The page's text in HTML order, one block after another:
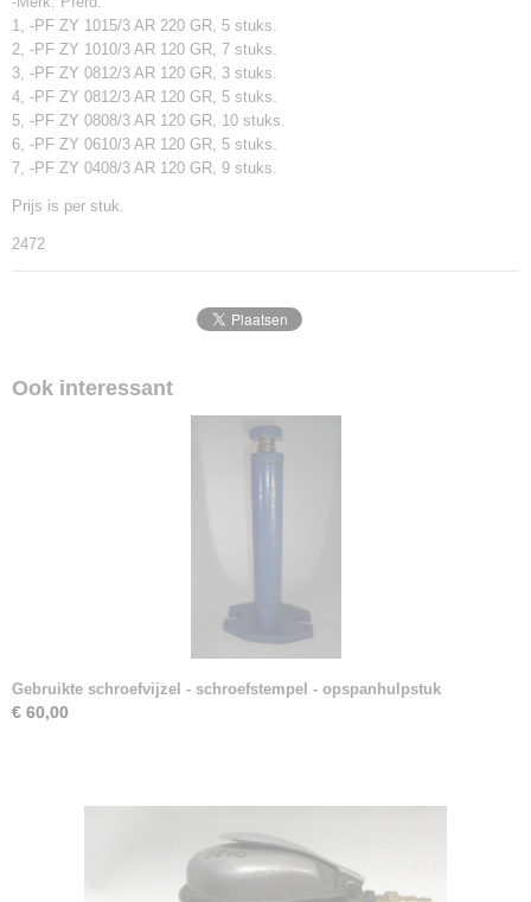
1, -PF ZY 1015/3 AR 220 GR, 5 stuks.
2, -PF ZY 1010/3 AR 120 GR, 7 stuks.
3, -PF ZY 0812/3 AR 120 GR, 3 stuks.
4, -PF ZY 0812/3 AR 120 GR, 5 stuks.
5, -PF ZY 0808/3 AR 120 GR, 10 stuks.
6, -PF ZY 0610/3 AR 120 GR, 5 stuks.
7, -PF ZY 0408/3 AR 120 GR, 9 stuks.
Prijs is per stuk.
2472
Ook interessant
Gebruikte schroefvijzel - schroefstempel - opspanhulpstuk
€ 60,00